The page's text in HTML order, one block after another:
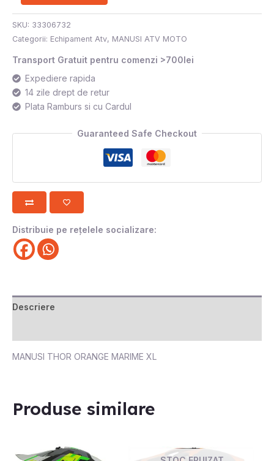
SKU: 33306732
Categorii: Echipament Atv, MANUSI ATV MOTO
Transport Gratuit pentru comenzi >700lei
Expediere rapida
14 zile drept de retur
Plata Ramburs si cu Cardul
Guaranteed Safe Checkout
Distribuie pe rețelele socializare:
Descriere
MANUSI THOR ORANGE MARIME XL
Produse similare
STOC EPUIZAT